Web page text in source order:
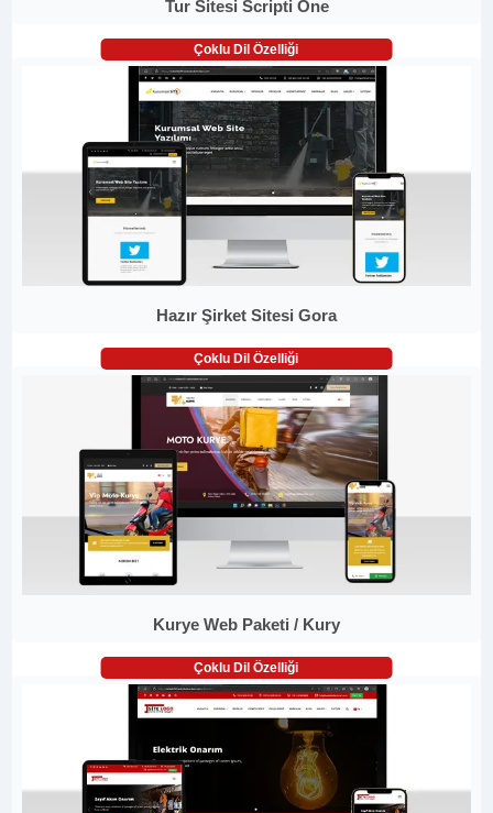
Tur Sitesi Scripti One
Çoklu Dil Özelliği
Hazır Şirket Sitesi Gora
Çoklu Dil Özelliği
Kurye Web Paketi / Kury
Çoklu Dil Özelliği